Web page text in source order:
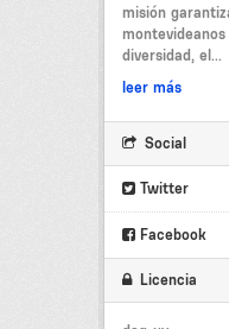
misión
diversidad, el...
leer más
Social
Twitter
Facebook
Licencia